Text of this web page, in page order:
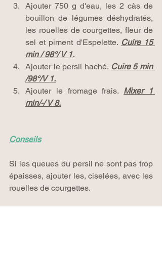
Ajouter 750 g d'eau, les 2 càs de
bouillon de légumes déshydratés,
les rouelles de courgettes, fleur de
sel et piment d'Espelette. Cuire 15
min / 98°/ V 1.
Ajouter le persil haché. Cuire 5 min
/98°/V 1.
Ajouter le fromage frais. Mixer 1
min/-/ V 8.
Conseils
Si les queues du persil ne sont pas trop
épaisses, ajouter les, ciselées, avec les
rouelles de courgettes.